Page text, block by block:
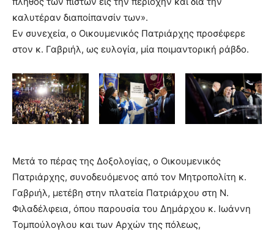
καλυτέραν διαποίπανσίν των».
Εν συνεχεία, ο Οικουμενικός Πατριάρχης προσέφερε
στον κ. Γαβριήλ, ως ευλογία, μία ποιμαντορική ράβδο.
Μετά το πέρας της Δοξολογίας, ο Οικουμενικός
Πατριάρχης, συνοδευόμενος από τον Μητροπολίτη κ.
Γαβριήλ, μετέβη στην πλατεία Πατριάρχου στη Ν.
Φιλαδέλφεια, όπου παρουσία του Δημάρχου κ. Ιωάννη
Τομπούλογλου και των Αρχών της πόλεως,